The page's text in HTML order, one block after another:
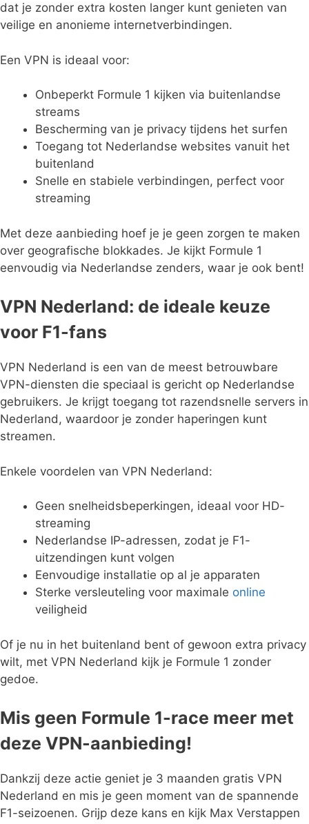
dat je zonder extra kosten langer kunt genieten van
veilige en anonieme internetverbindingen.
Een VPN is ideaal voor:
Onbeperkt Formule 1 kijken via buitenlandse
streams
Bescherming van je privacy tijdens het surfen
Toegang tot Nederlandse websites vanuit het
buitenland
Snelle en stabiele verbindingen, perfect voor
streaming
Met deze aanbieding hoef je je geen zorgen te maken
over geografische blokkades. Je kijkt Formule 1
eenvoudig via Nederlandse zenders, waar je ook bent!
VPN Nederland: de ideale keuze
voor F1-fans
VPN Nederland is een van de meest betrouwbare
VPN-diensten die speciaal is gericht op Nederlandse
gebruikers. Je krijgt toegang tot razendsnelle servers in
Nederland, waardoor je zonder haperingen kunt
streamen.
Enkele voordelen van VPN Nederland:
Geen snelheidsbeperkingen, ideaal voor HD-
streaming
Nederlandse IP-adressen, zodat je F1-
uitzendingen kunt volgen
Eenvoudige installatie op al je apparaten
Sterke versleuteling voor maximale online
veiligheid
Of je nu in het buitenland bent of gewoon extra privacy
wilt, met VPN Nederland kijk je Formule 1 zonder
gedoe.
Mis geen Formule 1-race meer met
deze VPN-aanbieding!
Dankzij deze actie geniet je 3 maanden gratis VPN
Nederland en mis je geen moment van de spannende
F1-seizoenen. Grijp deze kans en kijk Max Verstappen